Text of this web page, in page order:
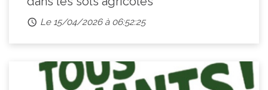
Le 15/04/2026 à 06:52:25